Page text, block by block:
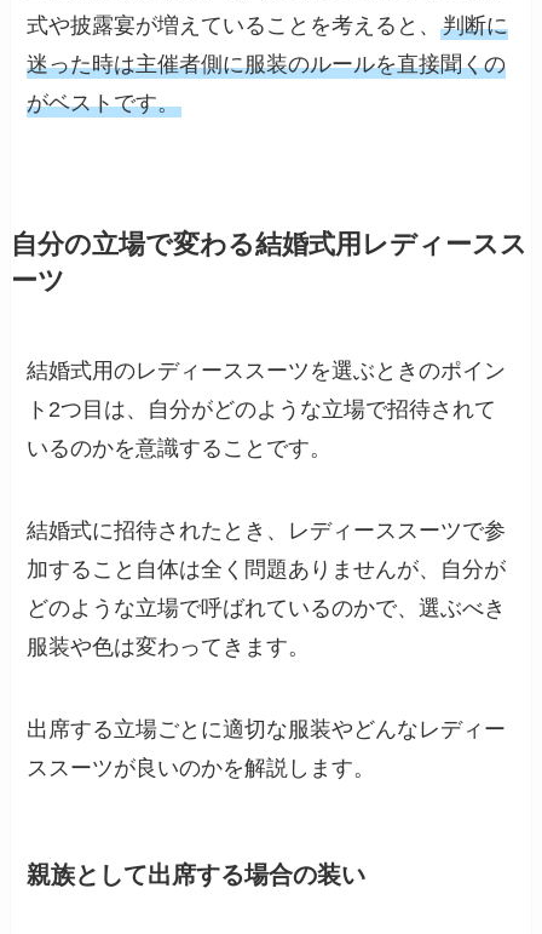
式や披露宴が増えていることを考えると、判断に
迷った時は主催者側に服装のルールを直接聞くの
がベストです。
自分の立場で変わる結婚式用レディースス
ーツ
結婚式用のレディーススーツを選ぶときのポイン
ト2つ目は、自分がどのような立場で招待されて
いるのかを意識することです。
結婚式に招待されたとき、レディーススーツで参
加すること自体は全く問題ありませんが、自分が
どのような立場で呼ばれているのかで、選ぶべき
服装や色は変わってきます。
出席する立場ごとに適切な服装やどんなレディー
ススーツが良いのかを解説します。
親族として出席する場合の装い